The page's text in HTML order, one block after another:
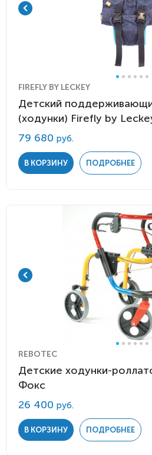
FIREFLY BY LECKEY
Детский
(ходунки) Firefly by
79 680 руб.
В КОРЗИНУ ПОДРОБНЕЕ
REBOTEC
Детские ходунки-
Фокс
26 400 руб.
В КОРЗИНУ ПОДРОБНЕЕ